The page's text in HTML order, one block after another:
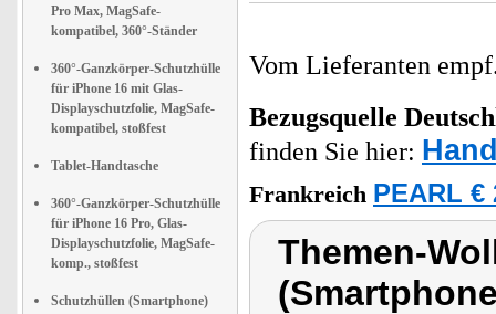
Pro Max, MagSafe-
kompatibel, 360°-Ständer
360°-Ganzkörper-Schutzhülle
für iPhone 16 mit Glas-
Displayschutzfolie, MagSafe-
kompatibel, stoßfest
Tablet-Handtasche
360°-Ganzkörper-Schutzhülle
für iPhone 16 Pro, Glas-
Displayschutzfolie, MagSafe-
komp., stoßfest
Schutzhüllen (Smartphone)
Vom Lieferanten
Bezugsquelle
finden Sie hier:
Frankreich PEARL €
Themen-